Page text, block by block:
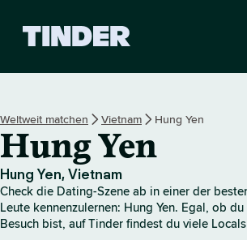
r
-
S
a
r
t
Weltweit matchen Vietnam Hung Yen
Hung Yen
Hung Yen, Vietnam
Check die Dating-Szene ab in einer der
Leute kennenzulernen: Hung Yen. Egal, ob
Besuch bist, auf Tinder findest du viele